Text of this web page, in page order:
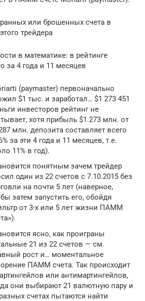
или брошенных счета в
трейдера
в математике: в рейтинге
за 4 года и 11 месяцев
(paymaster) первоначально
$1 тыс. и заработал… $1 273 451
инвесторов рейтинг не
хотя прибыль $1.273 млн. от
млн. депозита составляет всего
за эти 4 года и 11 месяцев, т.е.
11% в год).
понятным зачем трейдер
один из 22 счетов с 7.10.2015 без
на почти 5 лет (наверное,
затем запустить его, обойдя
от 3-х или 5 лет жизни ПАММ
ясно, как проиграны
21 из 22 счетов — см.
рост и… моментальное
ПАММ счета. Так происходит
или антимартингейлов,
они выбирают 21 валютную пару и
счетах пытаются найти